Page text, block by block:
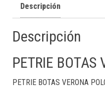
Descripción
Descripción
PETRIE BOTAS
PETRIE BOTAS VERONA